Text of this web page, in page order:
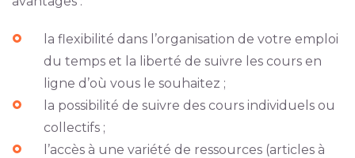
la flexibilité dans l’organisation de votre emploi
du temps et la liberté de suivre les cours en
ligne d’où vous le souhaitez ;
la possibilité de suivre des cours individuels ou
collectifs ;
l’accès à une variété de ressources (articles à